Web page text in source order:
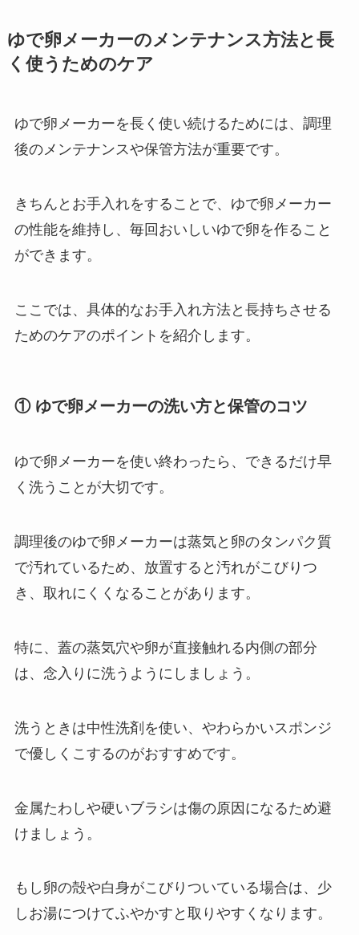
ゆで卵メーカーのメンテナンス方法と長
く使うためのケア
ゆで卵メーカーを長く使い続けるためには、調理
後のメンテナンスや保管方法が重要です。
きちんとお手入れをすることで、ゆで卵メーカー
の性能を維持し、毎回おいしいゆで卵を作ること
ができます。
ここでは、具体的なお手入れ方法と長持ちさせる
ためのケアのポイントを紹介します。
① ゆで卵メーカーの洗い方と保管のコツ
ゆで卵メーカーを使い終わったら、できるだけ早
く洗うことが大切です。
調理後のゆで卵メーカーは蒸気と卵のタンパク質
で汚れているため、放置すると汚れがこびりつ
き、取れにくくなることがあります。
特に、蓋の蒸気穴や卵が直接触れる内側の部分
は、念入りに洗うようにしましょう。
洗うときは中性洗剤を使い、やわらかいスポンジ
で優しくこするのがおすすめです。
金属たわしや硬いブラシは傷の原因になるため避
けましょう。
もし卵の殻や白身がこびりついている場合は、少
しお湯につけてふやかすと取りやすくなります。